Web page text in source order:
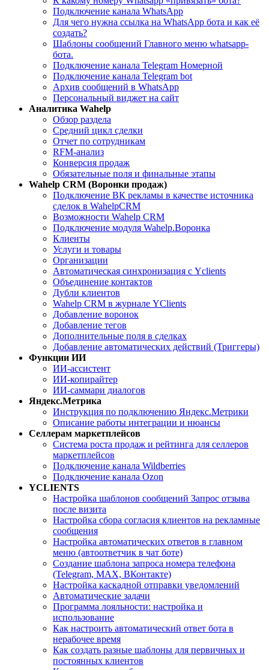
Подключение канала WhatsApp
Для чего нужна ссылка на WhatsApp бота и как её
создать?
Шаблоны сообщений Главного меню whatsapp-
бота.
Подключение канала Telegram Номерной
Подключение канала Telegram bot
Архив сообщений в WhatsApp
Персональный виджет на сайт
Aналитика Wahelp
Обзор раздела
Средний цикл сделки
Отчет по сотрудникам
RFM-анализ
Конверсия продаж
Обязательные поля и финальные этапы
Wahelp CRM (Воронки продаж)
Подключение ВК рекламы в качестве источника
сделок в WahelpCRM
Возможности Wahelp CRM
Подключение модуля Wahelp.Воронка
Клиенты
Услуги и товары
Организации
Автоматическая синхронизация с Yclients
Объединение контактов
Дубли клиентов
Wahelp CRM в журнале YClients
Добавление воронок
Добавление тегов
Дополнительные поля в сделках
Добавление автоматических действий (Триггеры)
Функции ИИ
ИИ-ассистент
ИИ-копирайтер
ИИ-саммари диалогов
Яндекс.Метрика
Инструкция по подключению Яндекс.Метрики
Описание работы интеграции и нюансы
Селлерам маркетплейсов
Система роста продаж и рейтинга для селлеров
маркетплейсов
Подключение канала Wildberries
Подключение канала Ozon
YCLIENTS
Настройка шаблонов сообщений Запрос отзыва
после визита
Настройка сбора согласия клиентов на рекламные
сообщения
Настройка автоматических ответов в главном
меню (автоответчик в чат боте)
Создание шаблона запроса номера телефона
(Telegram, MAX, ВКонтакте)
Настройка каскадной отправки уведомлений
Автоматические задачи
Программа лояльности: настройка и
использование
Как настроить автоматический ответ бота в
нерабочее время
Как создать разные шаблоны для первичных и
постоянных клиентов